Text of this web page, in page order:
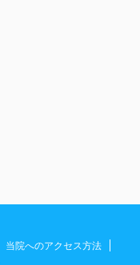
当院へのアクセス方法